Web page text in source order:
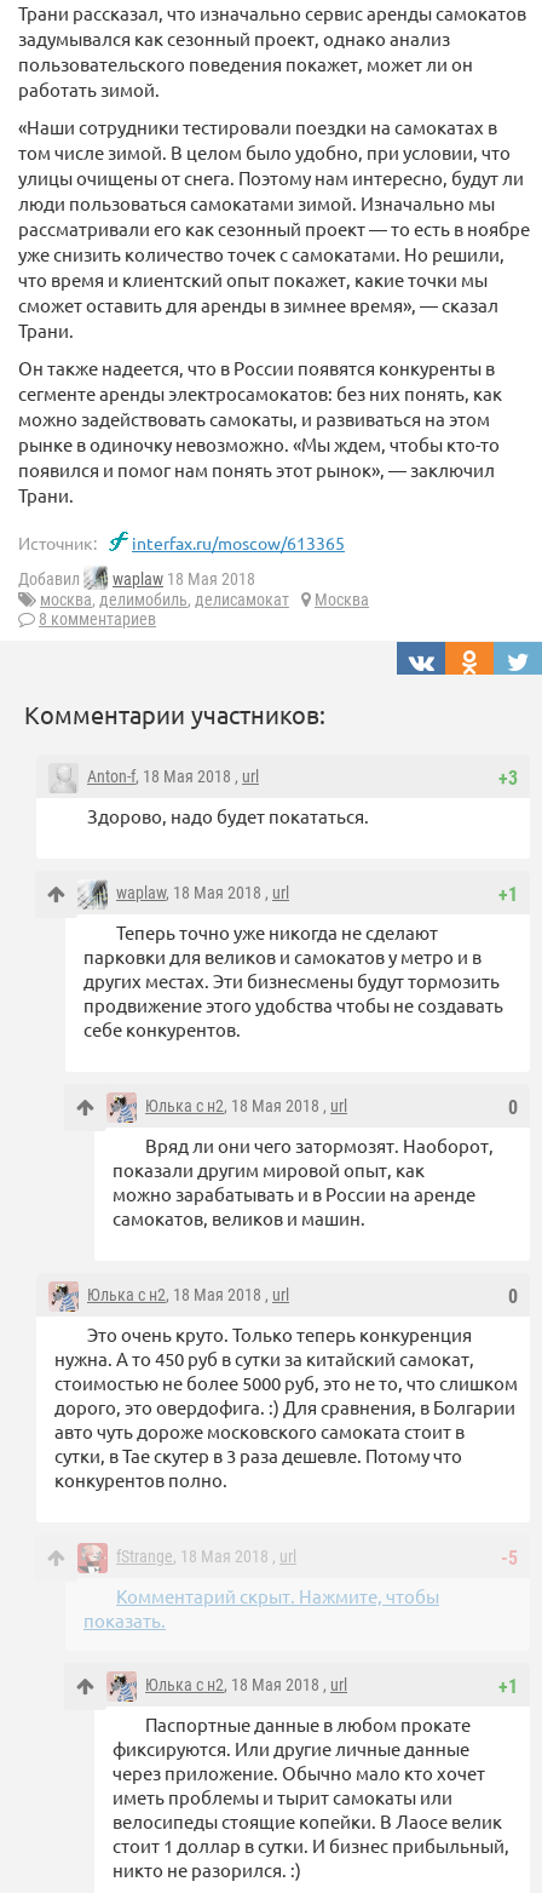
Трани рассказал, что изначально сервис аренды самокатов
задумывался как сезонный проект, однако анализ
пользовательского поведения покажет, может ли он
работать зимой.
«Наши сотрудники тестировали поездки на самокатах в
том числе зимой. В целом было удобно, при условии, что
улицы очищены от снега. Поэтому нам интересно, будут ли
люди пользоваться самокатами зимой. Изначально мы
рассматривали его как сезонный проект — то есть в ноябре
уже снизить количество точек с самокатами. Но решили,
что время и клиентский опыт покажет, какие точки мы
сможет оставить для аренды в зимнее время», — сказал
Трани.
Он также надеется, что в России появятся конкуренты в
сегменте аренды электросамокатов: без них понять, как
можно задействовать самокаты, и развиваться на этом
рынке в одиночку невозможно. «Мы ждем, чтобы кто-то
появился и помог нам понять этот рынок», — заключил
Трани.
Источник: interfax.ru/moscow/613365
Добавил waplaw 18 Мая 2018
москва, делимобиль, делисамокат
Москва
8 комментариев
Комментарии участников:
+3
Anton-f, 18 Мая 2018 , url
Здорово, надо будет покататься.
+1
waplaw, 18 Мая 2018 , url
Теперь точно уже никогда не сделают
парковки для великов и самокатов у метро и в
других местах. Эти бизнесмены будут тормозить
продвижение этого удобства чтобы не создавать
себе конкурентов.
0
Юлька с н2, 18 Мая 2018 , url
Вряд ли они чего затормозят. Наоборот,
показали другим мировой опыт, как
можно зарабатывать и в России на аренде
самокатов, великов и машин.
0
Юлька с н2, 18 Мая 2018 , url
Это очень круто. Только теперь конкуренция
нужна. А то 450 руб в сутки за китайский самокат,
стоимостью не более 5000 руб, это не то, что слишком
дорого, это овердофига. :) Для сравнения, в Болгарии
авто чуть дороже московского самоката стоит в
сутки, в Тае скутер в 3 раза дешевле. Потому что
конкурентов полно.
-5
fStrange, 18 Мая 2018 , url
Комментарий скрыт. Нажмите, чтобы
показать.
+1
Юлька с н2, 18 Мая 2018 , url
Паспортные данные в любом прокате
фиксируются. Или другие личные данные
через приложение. Обычно мало кто хочет
иметь проблемы и тырит самокаты или
велосипеды стоящие копейки. В Лаосе велик
стоит 1 доллар в сутки. И бизнес прибыльный,
никто не разорился. :)